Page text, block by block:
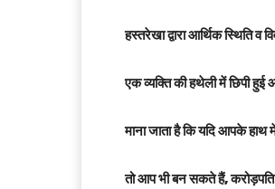
हस्तरेखा द्वारा आर्थिक स्थिति व
एक व्यक्ति की हथेली में छिपी
माना जाता है कि यदि आपके हाथ
तो आप भी बन सकते हैं,